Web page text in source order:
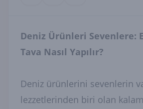
Deniz Ürünleri Sevenlere:
Tava Nasıl Yapılır?
Deniz ürünlerini sevenlerin
lezzetlerinden biri olan